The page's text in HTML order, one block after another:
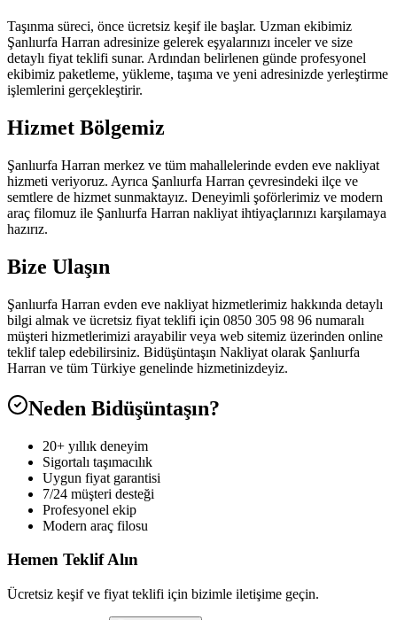
Taşınma süreci, önce ücretsiz keşif ile başlar. Uzman ekibimiz
Şanlıurfa Harran adresinize gelerek eşyalarınızı inceler ve size
detaylı fiyat teklifi sunar. Ardından belirlenen günde profesyonel
ekibimiz paketleme, yükleme, taşıma ve yeni adresinizde yerleştirme
işlemlerini gerçekleştirir.
Hizmet Bölgemiz
Şanlıurfa Harran merkez ve tüm mahallelerinde evden eve nakliyat
hizmeti veriyoruz. Ayrıca Şanlıurfa Harran çevresindeki ilçe ve
semtlere de hizmet sunmaktayız. Deneyimli şoförlerimiz ve modern
araç filomuz ile Şanlıurfa Harran nakliyat ihtiyaçlarınızı karşılamaya
hazırız.
Bize Ulaşın
Şanlıurfa Harran evden eve nakliyat hizmetlerimiz hakkında detaylı
bilgi almak ve ücretsiz fiyat teklifi için 0850 305 98 96 numaralı
müşteri hizmetlerimizi arayabilir veya web sitemiz üzerinden online
teklif talep edebilirsiniz. Bidüşüntaşın Nakliyat olarak Şanlıurfa
Harran ve tüm Türkiye genelinde hizmetinizdeyiz.
Neden Bidüşüntaşın?
20+ yıllık deneyim
Sigortalı taşımacılık
Uygun fiyat garantisi
7/24 müşteri desteği
Profesyonel ekip
Modern araç filosu
Hemen Teklif Alın
Ücretsiz keşif ve fiyat teklifi için bizimle iletişime geçin.